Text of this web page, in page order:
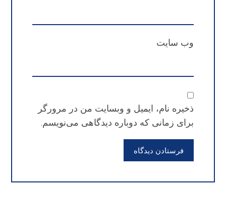
وب‌ سایت
ذخیره نام، ایمیل و وبسایت من در مرورگر
برای زمانی که دوباره دیدگاهی می‌نویسم.
فرستادن دیدگاه